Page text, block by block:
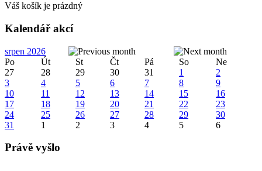
Váš košík je prázdný
Kalendář akcí
srpen 2026
Po
Út St Čt Pá So
Ne
27
28 29 30 31 1
2
3
4 5 6 7 8
9
10
11 12 13 14 15
16
17
18 19 20 21 22
23
24
25 26 27 28 29
30
31
1 2 3 4 5 6
Právě vyšlo